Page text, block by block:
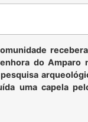
do Amparo
uma capela